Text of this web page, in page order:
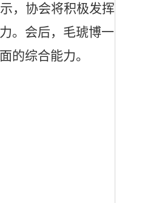
，协会将积极发挥
。会后，毛琥博一
的综合能力。